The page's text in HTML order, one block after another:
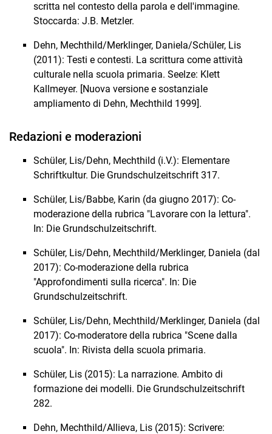
Dott.ssa Christine Ansari
Anna Heiden
Annika Krug
Frederike Lefrançois
Astrid Marx-van-Haaren
Anna Ufer
scritta nel contesto della parola e dell'immagine.
Stoccarda: J.B. Metzler.
Dehn, Mechthild/Merklinger, Daniela/Schüler, Lis
(2011): Testi e contesti. La scrittura come attività
culturale nella scuola primaria. Seelze: Klett
Kallmeyer. [Nuova versione e sostanziale
ampliamento di Dehn, Mechthild 1999].
Redazioni e moderazioni
Schüler, Lis/Dehn, Mechthild (i.V.): Elementare
Schriftkultur. Die Grundschulzeitschrift 317.
Schüler, Lis/Babbe, Karin (da giugno 2017): Co-
moderazione della rubrica "Lavorare con la lettura".
In: Die Grundschulzeitschrift.
Schüler, Lis/Dehn, Mechthild/Merklinger, Daniela (dal
2017): Co-moderazione della rubrica
"Approfondimenti sulla ricerca". In: Die
Grundschulzeitschrift.
Schüler, Lis/Dehn, Mechthild/Merklinger, Daniela (dal
2017): Co-moderatore della rubrica "Scene dalla
scuola". In: Rivista della scuola primaria.
Schüler, Lis (2015): La narrazione. Ambito di
formazione dei modelli. Die Grundschulzeitschrift
282.
Dehn, Mechthild/Allieva, Lis (2015): Scrivere: